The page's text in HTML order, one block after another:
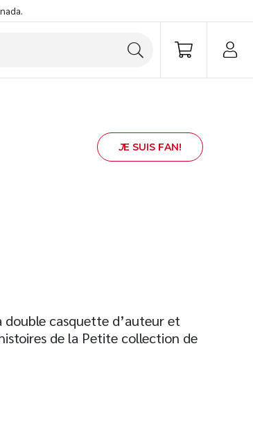
JE SUIS FAN!
casquette d’auteur et
de la Petite collection de